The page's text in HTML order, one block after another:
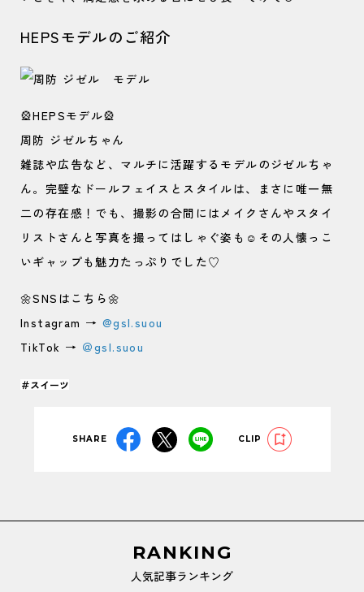
HEPSモデルのご紹介
🎡HEPSモデル🎡
周防 ジゼルちゃん
雑誌や広告など、マルチに活躍するモデルのジゼルちゃ
ん。完璧なドールフェイスとスタイルは、まさに唯一無
二の存在感！でも、撮影の合間にはメイクさんやスタイ
リストさんと写真を撮ってはしゃぐ姿も☺️その人懐っこ
いギャップも魅力たっぷりでした♡
🌼SNSはこちら🌼
Instagram → @gsl.suou
TikTok → ＠gsl.suou
＃スイーツ
SHARE CLIP
RANKING
人気記事ランキング